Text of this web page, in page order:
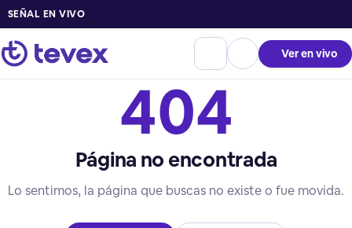
SEÑAL EN VIVO
Ver en vivo
404
Página no encontrada
Lo sentimos, la página que buscas no existe o fue movida.